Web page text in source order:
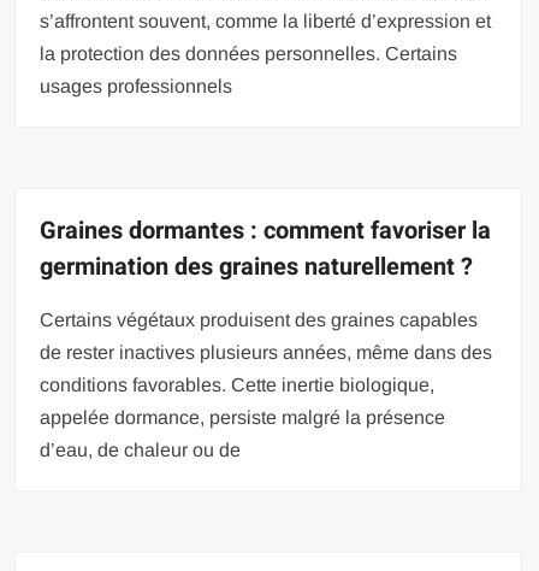
s’affrontent souvent, comme la liberté d’expression et
la protection des données personnelles. Certains
usages professionnels
Graines dormantes : comment favoriser la
germination des graines naturellement ?
Certains végétaux produisent des graines capables
de rester inactives plusieurs années, même dans des
conditions favorables. Cette inertie biologique,
appelée dormance, persiste malgré la présence
d’eau, de chaleur ou de